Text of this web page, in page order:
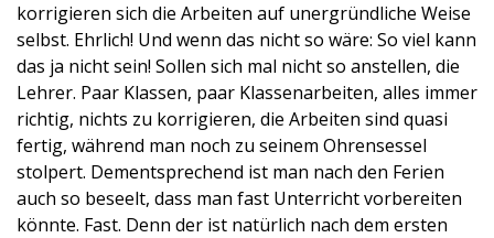
korrigieren sich die Arbeiten auf unergründliche Weise
selbst. Ehrlich! Und wenn das nicht so wäre: So viel kann
das ja nicht sein! Sollen sich mal nicht so anstellen, die
Lehrer. Paar Klassen, paar Klassenarbeiten, alles immer
richtig, nichts zu korrigieren, die Arbeiten sind quasi
fertig, während man noch zu seinem Ohrensessel
stolpert. Dementsprechend ist man nach den Ferien
auch so beseelt, dass man fast Unterricht vorbereiten
könnte. Fast. Denn der ist natürlich nach dem ersten